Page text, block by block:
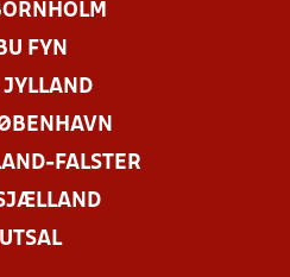
FYN
JYLLAND
FALSTER